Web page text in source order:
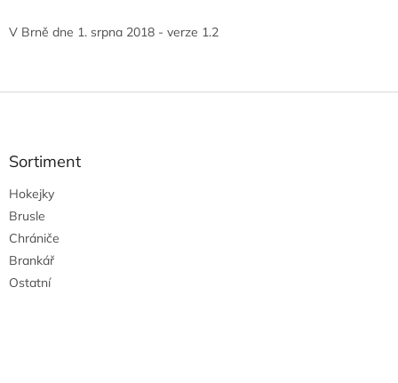
V Brně dne 1. srpna 2018 - verze 1.2
Z
Sortiment
Hokejky
Brusle
Chrániče
Brankář
Ostatní